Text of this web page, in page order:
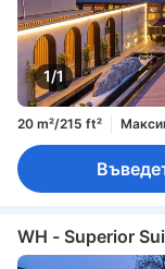
1/1
20 m²/215 ft²
WH - Superior